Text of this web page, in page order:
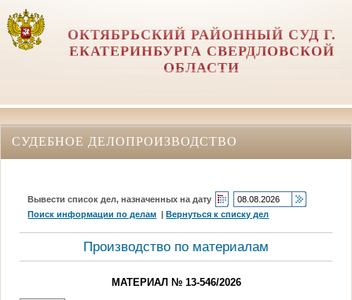
ОКТЯБРЬСКИЙ РАЙОННЫЙ СУД Г.
ЕКАТЕРИНБУРГА СВЕРДЛОВСКОЙ
ОБЛАСТИ
СУДЕБНОЕ ДЕЛОПРОИЗВОДСТВО
Вывести список дел, назначенных на дату
Поиск информации по делам |Вернуться к списку дел
Производство по материалам
МАТЕРИАЛ № 13-546/2026